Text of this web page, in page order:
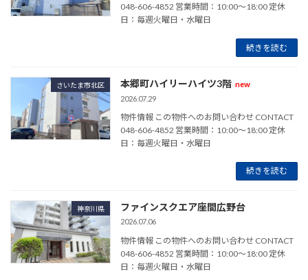
048-606-4852 営業時間：10:00～18:00 定休
日：毎週火曜日・水曜日
続きを読む
さいたま市北区 本郷町ハイリーハイツ3階 new
2026.07.29
物件情報 この物件へのお問い合わせ CONTACT
048-606-4852 営業時間：10:00～18:00 定休
日：毎週火曜日・水曜日
続きを読む
神奈川県 ファインスクエア座間広野台
2026.07.06
物件情報 この物件へのお問い合わせ CONTACT
048-606-4852 営業時間：10:00～18:00 定休
日：毎週火曜日・水曜日